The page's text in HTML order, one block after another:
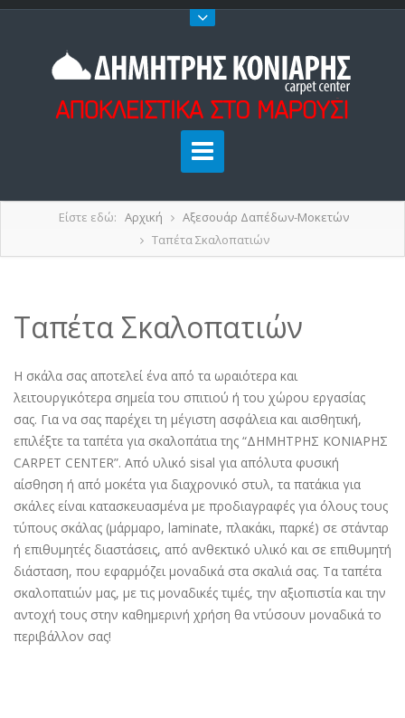
Είστε εδώ: Αρχική
Αξεσουάρ Δαπέδων-Μοκετών
Ταπέτα Σκαλοπατιών
Ταπέτα Σκαλοπατιών
Η σκάλα σας αποτελεί ένα από τα ωραιότερα και
λειτουργικότερα σημεία του σπιτιού ή του χώρου εργασίας
σας. Για να σας παρέχει τη μέγιστη ασφάλεια και αισθητική,
επιλέξτε τα ταπέτα για σκαλοπάτια της “ΔΗΜΗΤΡΗΣ ΚΟΝΙΑΡΗΣ
CARPET CENTER”. Από υλικό sisal για απόλυτα φυσική
αίσθηση ή από μοκέτα για διαχρονικό στυλ, τα πατάκια για
σκάλες είναι κατασκευασμένα με προδιαγραφές για όλους τους
τύπους σκάλας (μάρμαρο, laminate, πλακάκι, παρκέ) σε στάνταρ
ή επιθυμητές διαστάσεις, από ανθεκτικό υλικό και σε επιθυμητή
διάσταση, που εφαρμόζει μοναδικά στα σκαλιά σας. Τα ταπέτα
σκαλοπατιών μας, με τις μοναδικές τιμές, την αξιοπιστία και την
αντοχή τους στην καθημερινή χρήση θα ντύσουν μοναδικά το
περιβάλλον σας!